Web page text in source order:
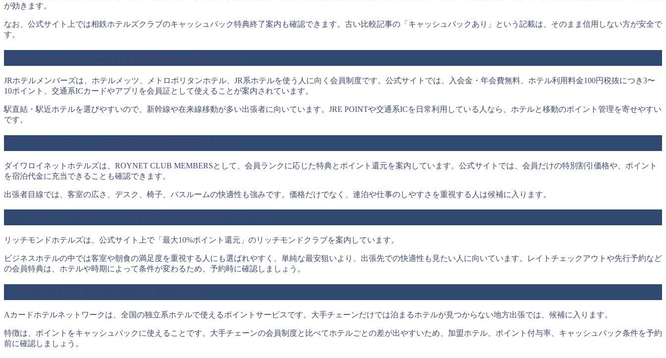
が効きます。
なお、公式サイト上では相鉄ホテルズクラブのキャッシュバック特典終了案内も確認できます。古い比較記事の「キャッシュバックあり」という記載は、そのまま信用しない方が安全で
す。
JRホテルメンバーズは、ホテルメッツ、メトロポリタンホテル、JR系ホテルを使う人に向く会員制度です。公式サイトでは、入会金・年会費無料、ホテル利用料金100円税抜につき3〜
10ポイント、交通系ICカードやアプリを会員証として使えることが案内されています。
駅直結・駅近ホテルを選びやすいので、新幹線や在来線移動が多い出張者に向いています。JRE POINTや交通系ICを日常利用している人なら、ホテルと移動のポイント管理を寄せやすい
です。
ダイワロイネットホテルズは、ROYNET CLUB MEMBERSとして、会員ランクに応じた特典とポイント還元を案内しています。公式サイトでは、会員だけの特別割引価格や、ポイント
を宿泊代金に充当できることも確認できます。
出張者目線では、客室の広さ、デスク、椅子、バスルームの快適性も強みです。価格だけでなく、連泊や仕事のしやすさを重視する人は候補に入ります。
リッチモンドホテルズは、公式サイト上で「最大10%ポイント還元」のリッチモンドクラブを案内しています。
ビジネスホテルの中では客室や朝食の満足度を重視する人にも選ばれやすく、単純な最安狙いより、出張先での快適性も見たい人に向いています。レイトチェックアウトや先行予約など
の会員特典は、ホテルや時期によって条件が変わるため、予約時に確認しましょう。
Aカードホテルネットワークは、全国の独立系ホテルで使えるポイントサービスです。大手チェーンだけでは泊まるホテルが見つからない地方出張では、候補に入ります。
特徴は、ポイントをキャッシュバックに使えることです。大手チェーンの会員制度と比べてホテルごとの差が出やすいため、加盟ホテル、ポイント付与率、キャッシュバック条件を予約
前に確認しましょう。